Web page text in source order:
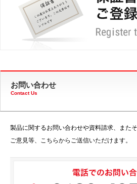
お問い合わせ
Contact Us
製品に関するお問い合わせや資料請求、また
ご意見等、こちらからご送信いただけます。